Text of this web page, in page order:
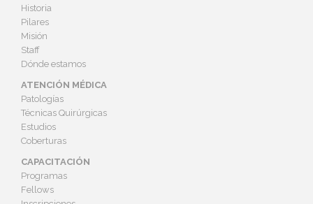
Historia
Pilares
Misión
Staff
Dónde estamos
ATENCIÓN MÉDICA
Patologías
Técnicas Quirúrgicas
Estudios
Coberturas
CAPACITACIÓN
Programas
Fellows